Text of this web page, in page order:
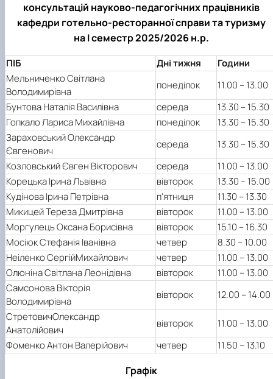
консультацій науково-педагогічних працівників
кафедри готельно-ресторанної справи та туризму
на І семестр 2025/2026 н.р.
ПІБ Дні тижня
Години
Мельниченко Світлана
Володимирівна
понеділок
11.00 – 13.00
Бунтова Наталія Василівна
середа
13.30 – 15.30
Гопкало Лариса Михайлівна
понеділок
13.30 – 15.30
Зараховський Олександр
Євгенович
середа
13.30 – 15.30
Козловський Євген Вікторович
середа
11.00 – 13.00
Корецька Ірина Львівна
вівторок
13.30 – 15.00
Кудінова Ірина Петрівна
п'ятниця
11.30 – 13.30
Микицей Тереза Дмитрівна
вівторок
11.00 – 13.00
Моргулець Оксана Борисівна
вівторок
15.10 – 16.30
Мосіюк Стефанія Іванівна
четвер
8.30 – 10.00
Неіленко СергійМихайлович
четвер
11.00 – 13.00
Олюніна Світлана Леонідівна
вівторок
11.00 – 13.00
Самсонова Вікторія
Володимирівна
вівторок
12.00 – 14.00
СтретовичОлександр
Анатолійович
вівторок
11.00 – 13.00
Фоменко Антон Валерійович
четвер 11.50 – 13.10
Графік